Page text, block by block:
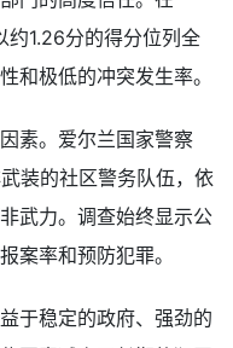
1.26分的得分位列全
和极低的冲突发生率。
素。爱尔兰国家警察
装的社区警务队伍，依
武力。调查始终显示公
案率和预防犯罪。
于稳定的政府、强劲的